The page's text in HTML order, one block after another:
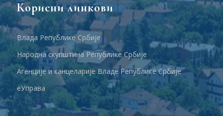
Корисни линкови
Влада Републике Србије
Народна скупштина Републике Србије
Агенције и канцеларије Владе Републике Србије
еУправа